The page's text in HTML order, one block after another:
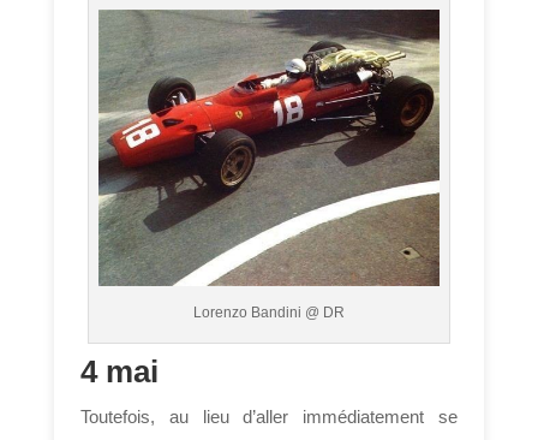
Lorenzo Bandini @ DR
4 mai
Toutefois, au lieu d’aller immédiatement se